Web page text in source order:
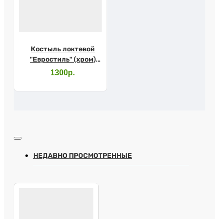
Костыль локтевой
"Евростиль" (хром)
10079SL с УПС
1300р.
НЕДАВНО ПРОСМОТРЕННЫЕ